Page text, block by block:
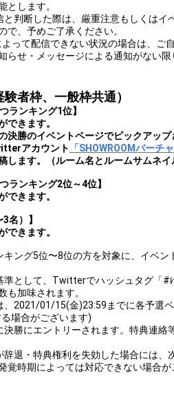
とします。
判断した際は、厳重注意もしくはイ
で、予めご了承ください。
よって配信できない状況の場合は、ご
らせ・メッセージによる通知がない
者枠、一般枠共通）
ランキング1位】
できます。
決勝のイベントページでピックアップ
アカウント
「SHOWROOMバーチ
します。（ルーム名とルームサムネイ
ランキング2位～4位】
できます。
名）】
できます。
ング5位〜8位の方を対象に、イベン
準として、Twitterでハッシュタグ「#
も加味されます。
、2021/01/15(金)23:59までに各予選
場合がございます)
勝にエントリーされます。特典連絡
退・特典権利を失効した場合には、
覚時期によっては対応できない場合